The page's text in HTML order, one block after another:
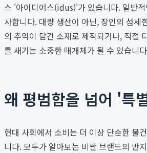
스 '아이디어스(idus)'가 있습니다. 일반
사합니다. 대량 생산이 아닌, 장인의 섬
의 추억이 담긴 소재로 제작되거나, 직접
를 새기는 소중한 매개체가 될 수 있습니
왜 평범함을 넘어 '특
현대 사회에서 소비는 더 이상 단순한 물
니다. 모두가 알아보는 비싼 브랜드의 반